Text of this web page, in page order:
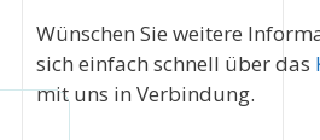
Wünschen Sie weitere
sich einfach schnell über das
mit uns in Verbindung.